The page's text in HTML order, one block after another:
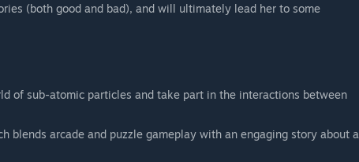
(both good and bad), and will ultimately lead her to some
of sub-atomic particles and take part in the interactions between
blends arcade and puzzle gameplay with an engaging story about a